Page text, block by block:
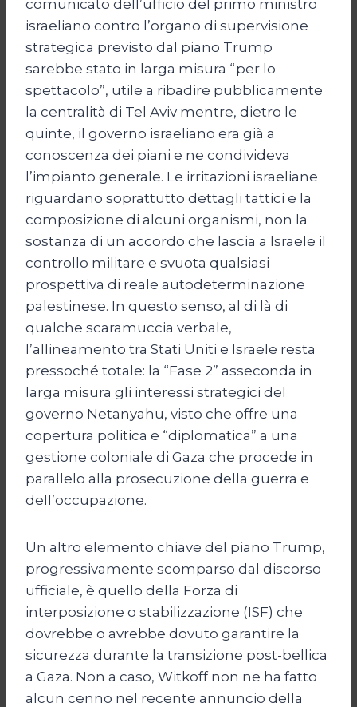
comunicato dell’ufficio del primo ministro
israeliano contro l’organo di supervisione
strategica previsto dal piano Trump
sarebbe stato in larga misura “per lo
spettacolo”, utile a ribadire pubblicamente
la centralità di Tel Aviv mentre, dietro le
quinte, il governo israeliano era già a
conoscenza dei piani e ne condivideva
l’impianto generale. Le irritazioni israeliane
riguardano soprattutto dettagli tattici e la
composizione di alcuni organismi, non la
sostanza di un accordo che lascia a Israele il
controllo militare e svuota qualsiasi
prospettiva di reale autodeterminazione
palestinese. In questo senso, al di là di
qualche scaramuccia verbale,
l’allineamento tra Stati Uniti e Israele resta
pressoché totale: la “Fase 2” asseconda in
larga misura gli interessi strategici del
governo Netanyahu, visto che offre una
copertura politica e “diplomatica” a una
gestione coloniale di Gaza che procede in
parallelo alla prosecuzione della guerra e
dell’occupazione.
Un altro elemento chiave del piano Trump,
progressivamente scomparso dal discorso
ufficiale, è quello della Forza di
interposizione o stabilizzazione (ISF) che
dovrebbe o avrebbe dovuto garantire la
sicurezza durante la transizione post-bellica
a Gaza. Non a caso, Witkoff non ne ha fatto
alcun cenno nel recente annuncio della